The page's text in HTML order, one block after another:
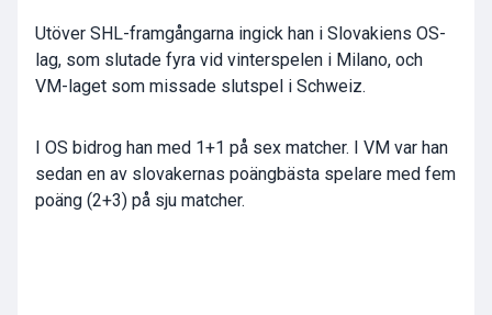
Utöver SHL-framgångarna ingick han i Slovakiens OS-
lag, som slutade fyra vid vinterspelen i Milano, och
VM-laget som missade slutspel i Schweiz.
I OS bidrog han med 1+1 på sex matcher. I VM var han
sedan en av slovakernas poängbästa spelare med fem
poäng (2+3) på sju matcher.